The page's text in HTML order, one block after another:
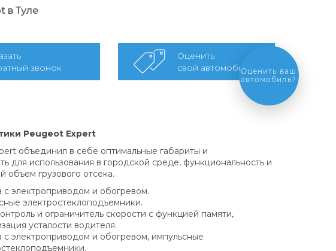
в Туле
звонок
Оценить
свой автомобиль
Peugeot Expert
объединил в себе оптимальные габариты и
для использования в городской среде, функциональность и
объем грузового отсека.
с электроприводом и обогревом.
электростеклоподъемники.
и ограничитель скорости с функцией памяти,
усталости водителя.
с электроприводом и обогревом, импульсные
обмен
автомобиля